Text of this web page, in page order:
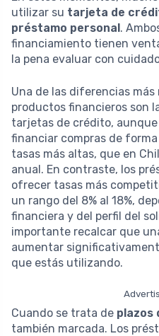
utilizar su tarjeta de
préstamo personal.
financiamiento tienen
la pena evaluar con
Una de las diferencias
productos financieros son
tarjetas de crédito,
financiar compras de
tasas más altas, que en
anual. En contraste, los
ofrecer tasas más
un rango del 8% al 18%,
financiera y del perfil del
importante recalcar que
aumentar
que estás utilizando.
Cuando se trata de plazos
también marcada. Los